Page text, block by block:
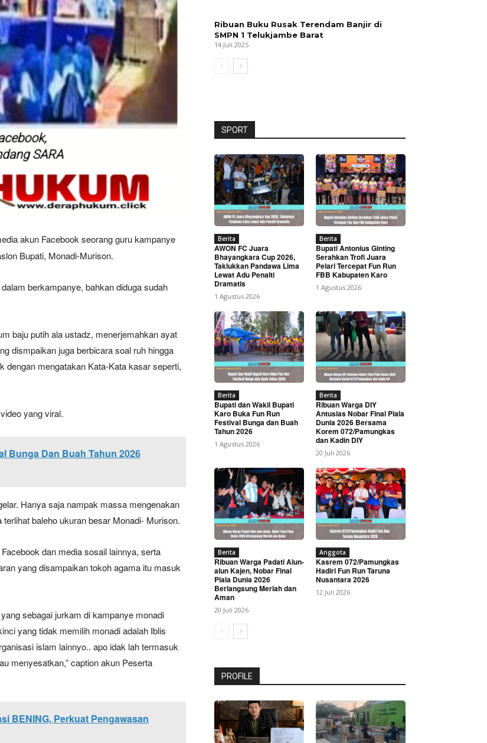
Company
akun Facebook seorang guru kampanye
Bupati, Monadi-Murison.
berkampanye, bahkan diduga sudah
baju putih ala ustadz, menerjemahkan ayat
dismpaikan juga berbicara soal ruh hingga
dengan mengatakan Kata-Kata kasar seperti,
yang viral.
Bunga Dan Buah Tahun 2026
Hanya saja nampak massa mengenakan
baleho ukuran besar Monadi- Murison.
dan media sosail lainnya, serta
yang disampaikan tokoh agama itu masuk
sebagai jurkam di kampanye monadi
yang tidak memilih monadi adalah Iblis
islam lainnyo.. apo idak lah termasuk
menyesatkan,” caption akun Peserta
BENING, Perkuat Pengawasan
Ribuan Buku Rusak Terendam Banjir di
SMPN 1 Telukjambe Barat
14 Juli 2025
SPORT
Berita
AWON FC Juara
Bhayangkara Cup 2026,
Taklukkan Pandawa Lima
Lewat Adu Penalti
Dramatis
1 Agustus 2026
Berita
Bupati Antonius Ginting
Serahkan Trofi Juara
Pelari Tercepat Fun Run
FBB Kabupaten Karo
1 Agustus 2026
Berita
Bupati dan Wakil Bupati
Karo Buka Fun Run
Festival Bunga dan Buah
Tahun 2026
1 Agustus 2026
Berita
Ribuan Warga DIY
Antusias Nobar Final Piala
Dunia 2026 Bersama
Korem 072/Pamungkas
dan Kadin DIY
20 Juli 2026
Berita
Ribuan Warga Padati Alun-
alun Kajen, Nobar Final
Piala Dunia 2026
Berlangsung Meriah dan
Aman
20 Juli 2026
Anggota
Kasrem 072/Pamungkas
Hadiri Fun Run Taruna
Nusantara 2026
12 Juli 2026
PROFILE